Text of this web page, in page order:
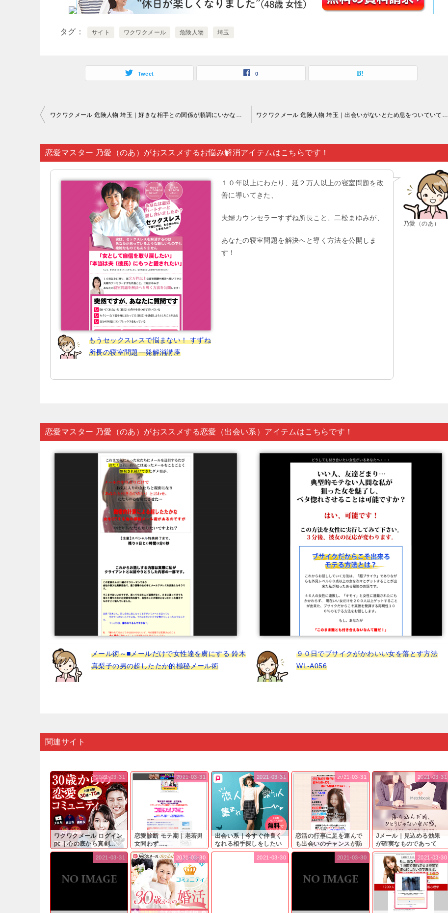
タグ サイト ワクワクメール 危険人物 埼玉
Tweet 0
投
ナ
ビ
ゲ
ワクワクメール 危険人物 埼玉｜好きな相手との関係が順調にいかなかった時とか…。 ワクワクメール 危険人物 埼玉｜出会いがないとため息をついていても…。
恋愛マスター 乃愛（のあ）がおススメするお悩み解消アイテムはこちらです！
乃愛（のあ）
もうセックスレスで悩まない！ すずね
所長の寝室問題一発解消講座
１０年以上にわたり、延２万人以上の寝室問題を改
善に導いてきた、
夫婦カウンセラーすずね所長こと、二松まゆみが、
あなたの寝室問題を解決へと導く方法を公開しま
す！
恋愛マスター 乃愛（のあ）がおススメする恋愛（出会い系）アイテムはこちらです！
メール術～■メールだけで女性達を虜にする 鈴木
真梨子の男の超したたか的極秘メール術
９０日でブサイクがかわいい女を落とす方法
WL-A056
関連サイト
ワクワクメール ログイン
pc｜心の底から真剣...
2021-03-31
恋愛診断 モテ期｜老若男
女問わず…。
2021-03-31
出会い系｜今すぐ仲良く
なれる相手探しをしたい
と...
2021-03-31
恋活の行事に足を運んで
も出会いのチャンスが訪
れ...
2021-03-31
Jメール｜見込める効果
が確実なものであって
も…...
2021-03-31
2021-03-31 2021-03-30 2021-03-30 2021-03-30 2021-03-30